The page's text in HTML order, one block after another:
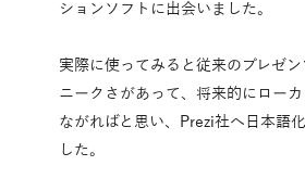
ションソフトに出会いました。
実際に使ってみると従来のプレゼ
ニークさがあって、将来的にロー
ながればと思い、Prezi社へ日本語
した。